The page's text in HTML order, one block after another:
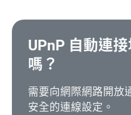
UPnP 自動連
嗎？
需要向網際網路開放
安全的連線設定。